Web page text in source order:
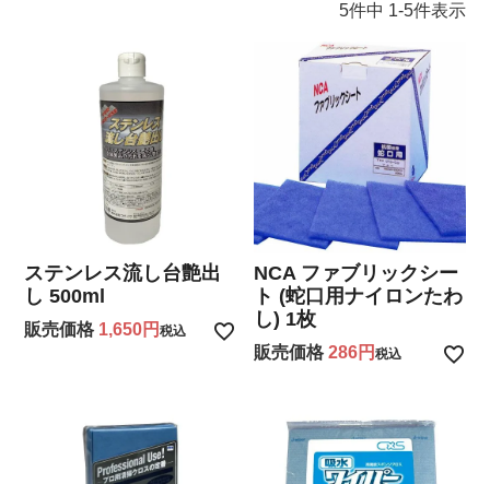
5件中 1-5件表示
ステンレス流し台艶出
し 500ml
販売価格 1,650 税込
NCA ファブリックシー
ト (蛇口用ナイロンたわ
し) 1枚
販売価格 286 税込